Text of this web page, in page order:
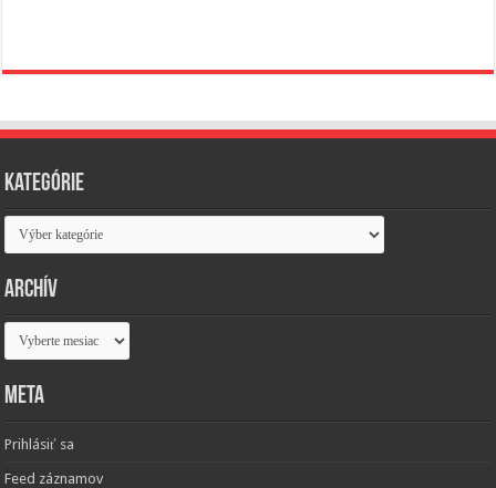
Kategórie
Kategórie
Archív
Archív
Meta
Prihlásiť sa
Feed záznamov